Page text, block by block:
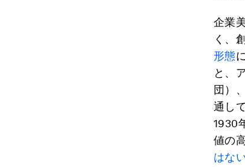
企業
く、
形態
と、
団）
通し
1930
値の
はな